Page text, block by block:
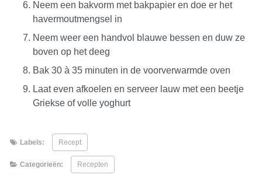
Neem een bakvorm met bakpapier en doe er het
havermoutmengsel in
Neem weer een handvol blauwe bessen en duw ze
boven op het deeg
Bak 30 à 35 minuten in de voorverwarmde oven
Laat even afkoelen en serveer lauw met een beetje
Griekse of volle yoghurt
Labels: Recept
Categorieën: Recepten